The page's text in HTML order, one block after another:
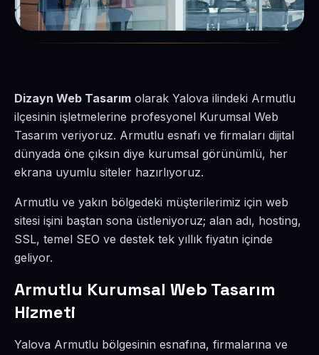
Dizayn Web Tasarım olarak Yalova ilindeki Armutlu
ilçesinin işletmelerine profesyonel Kurumsal Web
Tasarım veriyoruz. Armutlu esnafı ve firmaları dijital
dünyada öne çıksın diye kurumsal görünümlü, her
ekrana uyumlu siteler hazırlıyoruz.
Armutlu ve yakın bölgedeki müşterilerimiz için web
sitesi işini baştan sona üstleniyoruz; alan adı, hosting,
SSL, temel SEO ve destek tek yıllık fiyatın içinde
geliyor.
Armutlu Kurumsal Web Tasarım
Hizmeti
Yalova Armutlu bölgesinin esnafına, firmalarına ve